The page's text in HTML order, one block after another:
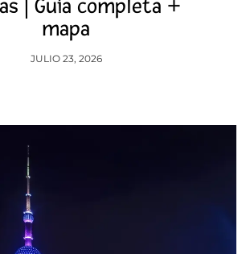
| Guía completa +
mapa
JULIO 23, 2026